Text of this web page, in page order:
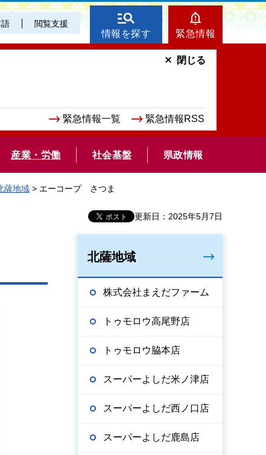
閲覧支援
情報を探す 緊急情報
緊急情報一覧 緊急情報RSS
閉じる
産業・労働 社会基盤 県政情報
薩地域 > エーコープ さつま
更新日：2025年5月7日
北薩地域
株式会社まえだファーム
トゥモロウ高尾野店
トゥモロウ脇本店
スーパーよしだ米ノ津店
スーパーよしだ西ノ口店
スーパーよしだ鹿島店